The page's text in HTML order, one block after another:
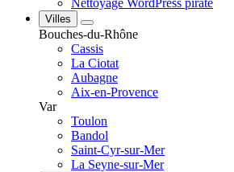
Nettoyage WordPress piraté
Villes
Bouches-du-Rhône
Cassis
La Ciotat
Aubagne
Aix-en-Provence
Var
Toulon
Bandol
Saint-Cyr-sur-Mer
La Seyne-sur-Mer